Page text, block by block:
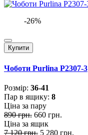
-26%
Купити
Чоботи Purlina P2307-3
Розмiр: 36-41
Пар в ящику: 8
Ціна за пару
890 грн. 660 грн.
Ціна за ящик
7 120 грн. 5 280 грн.